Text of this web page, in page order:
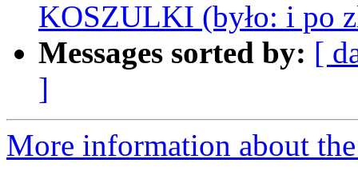
KOSZULKI (było: i po
Messages sorted by: [
]
More information about